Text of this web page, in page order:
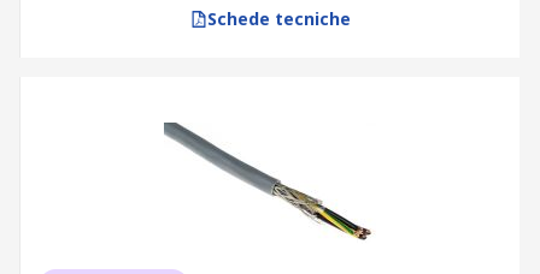
documentazione tecnica completa ti permettono
giusti per le tue linee e acquista ora.
Schede tecniche